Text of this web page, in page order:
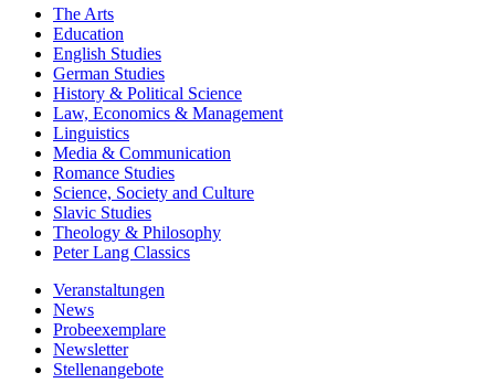
The Arts
Education
English Studies
German Studies
History & Political Science
Law, Economics & Management
Linguistics
Media & Communication
Romance Studies
Science, Society and Culture
Slavic Studies
Theology & Philosophy
Peter Lang Classics
Veranstaltungen
News
Probeexemplare
Newsletter
Stellenangebote